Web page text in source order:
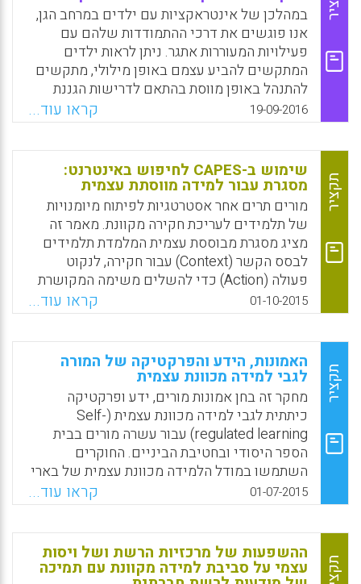
בניהול זמן ובניהול עצמי המושפעות ביותר בעת
שתלמידים חותרים להשיג למידה יעילה
(Arguedas, Marta; Daradoumis, Thanasis;
Xhafa, Fatos, 2016).
WhatsApp
Facebook
Email
X
במהלכן של אינטראקציות עם ילדים במרחב הגן,
אנו פוגשים את דרכי ההתמודדות שלהם עם
פעילויות המעוררות אתגר. ניתן לראות ילדים
המתקשים להביע עצמם באופן מילולי, מתקשים
להתנהל באופן מווסת בהתאם לדרישות הגננת
ומגיבים באופן לא מותאם באינטראקציות עם
חבריהם. התפתחות של תהליכי למידה והתנהגות
יומיומית מיטבית דורשת מהילדים הפעלה של
מיומנויות הוויסות העצמי שלהם. המחקר הנוכחי
עוסק בדרכים בהן ניתן להרחיב את מיומנויות
הוויסות העצמי של ילדים צעירים בטווחי
הגילאים שלוש עד שש. המחקר מאופיון
בהתייחסות לשני ממדים מקבילים ומשלימים:
האחד מיקוד בילדים ותיאור התפתחות הוויסות
העצמי שלהם כתוצאה ממעורבות חינוכית מובנית,
והשני בחינת ההתפתחות של הסטודנטיות,
שהעבירו את הפעילויות. מטרת המחקר היא לבחון
מחזקת את תהליכי הוויסות העצמי של הילדים
ובמקביל מקדמת את יכולות הוויסות העצמי
ותחושת המסוגלות העצמית של הסטודנטיות עצמן
(רחל רביד ועינת ליכטינגר).
WhatsApp
Facebook
Email
X
19-09-2016 קראו עוד...
תקציר
שימוש ב-CAPES לחיפוש באינטרנט:
מסגרת עבור למידה מווסתת עצמית
מורים תרים אחר אסטרטגיות לפיתוח מיומנויות
של תלמידים לעריכת חקירה מקוונת. מאמר זה
מציג מסגרת מבוססת עצמית המלמדת תלמידים
לבסס הקשר (Context) עבור חקירה, לנקוט
פעולה (Action) כדי להשלים משימה המקושרת
לשלב החקירה, ליצור תוצר (Product) ולהעריך
(Evaluate) אותו כנגד מערך של סטנדרטים
(Standards). מסגרת זו, המכונה CAPES, מייצגת
תהליך מובחן שניתן לשלבו בהוראה כדי לתמוך
בחקירת תלמידים (Putman, S. Michael;
Hathaway, Jennifer I.; Coiro, Julie; Quinn,
David J, 2015).
WhatsApp
Facebook
Email
X
01-10-2015 קראו עוד...
תקציר
האמונות, הידע והפרקטיקה של המורה
לגבי למידה מכוונת עצמית
מחקר זה בחן אמונות מורים, ידע ופרקטיקה
כיתתית לגבי למידה מכוונת עצמית (Self-
regulated learning) עבור עשרה מורים בבית
הספר היסודי ובחטיבת הביניים. החוקרים
השתמשו במודל הלמידה מכוונת עצמית של בארי
זימרמן (Barry Zimmerman) כמסגרת עבור
השיטות והתוצאות שלהם. הם אספו נתונים
באמצעות שאלונים, תצפיות בכיתות וראיונות עם
המשתתפים. נמצא כי למורים היו אמונות חיוביות
לגבי תפקידה של למידה מכוונת עצמית בכיתות
01-07-2015 קראו עוד...
תקציר
ההשפעות של מרכזיות הרשת ושל ויסות
עצמי על סביבת למידה מקוונת עם תמיכה